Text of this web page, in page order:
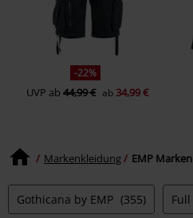
-22%
UVP ab44,99 € ab34,99 €
Markenkleidung EMP
Gothicana by EMP (355)